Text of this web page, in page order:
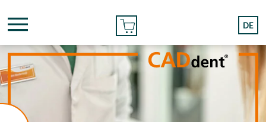
DE